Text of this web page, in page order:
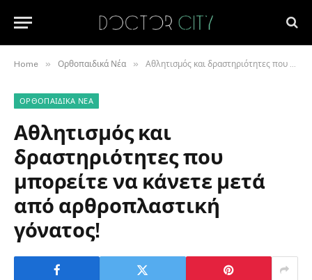
Home » Ορθοπαιδικά Νέα » Αθλητισμός και δραστηριότητες που μπορείτε να κάνετε μετά από αρθροπλαστική γόνατος!
ΟΡΘΟΠΑΙΔΙΚΆ ΝΈΑ
Αθλητισμός και
δραστηριότητες που
μπορείτε να κάνετε μετά
από αρθροπλαστική
γόνατος!